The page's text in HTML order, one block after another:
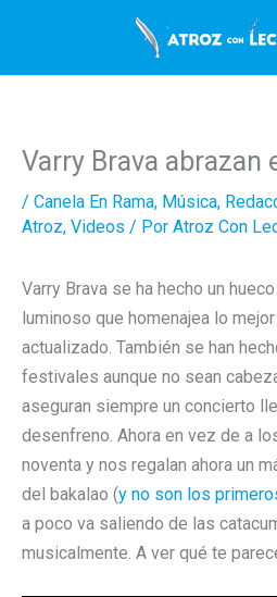
contenido
Varry Brava abrazan
/ Canela En Rama, Música,
Atroz, Videos / Por Atroz Con
Varry Brava se ha hecho un
luminoso que homenajea lo
actualizado. También se han
festivales aunque no sean
aseguran siempre un concierto
desenfreno. Ahora en vez de a
noventa y nos regalan ahora un
del bakalao (y no son los
a poco va saliendo de las
musicalmente. A ver qué te